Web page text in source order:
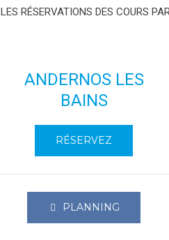
LES RÉSERVATIONS DES COURS
ANDERNOS LES
BAINS
RÉSERVEZ
PLANNING